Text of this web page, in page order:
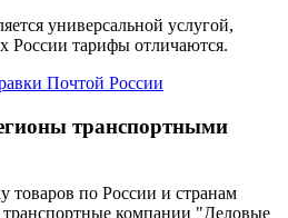
универсальной услугой,
России тарифы отличаются.
Почтой России
транспортными
товаров по России и странам
транспортные компании "Деловые